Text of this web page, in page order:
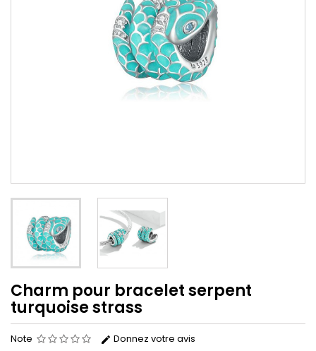
Charm pour bracelet serpent
turquoise strass
Note Donnez votre avis